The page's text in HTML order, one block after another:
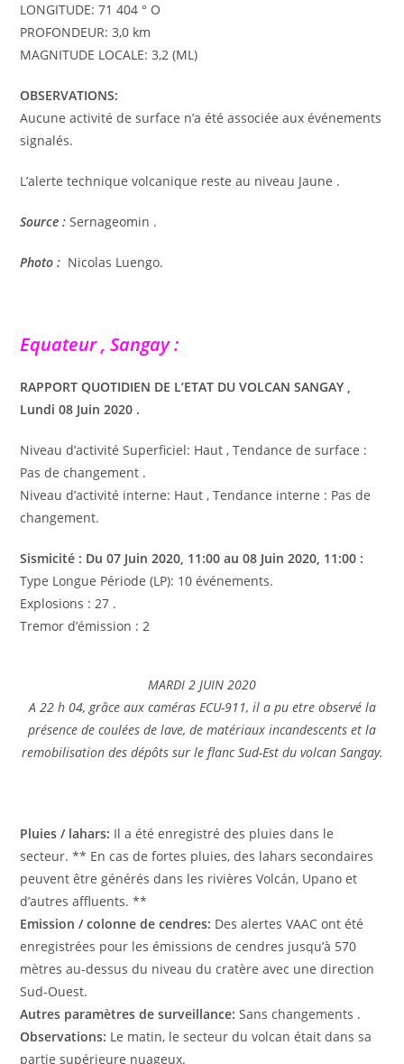
LONGITUDE: 71 404 ° O
PROFONDEUR: 3,0 km
MAGNITUDE LOCALE: 3,2 (ML)
OBSERVATIONS:
Aucune activité de surface n’a été associée aux événements
signalés.
L’alerte technique volcanique reste au niveau Jaune .
Source : Sernageomin .
Photo : Nicolas Luengo.
Equateur , Sangay :
RAPPORT QUOTIDIEN DE L’ETAT DU VOLCAN SANGAY ,
Lundi 08 Juin 2020 .
Niveau d’activité Superficiel: Haut , Tendance de surface :
Pas de changement .
Niveau d’activité interne: Haut , Tendance interne : Pas de
changement.
Sismicité : Du 07 Juin 2020, 11:00 au 08 Juin 2020, 11:00 :
Type Longue Période (LP): 10 événements.
Explosions : 27 .
Tremor d’émission : 2
MARDI 2 JUIN 2020
A 22 h 04, grâce aux caméras ECU-911, il a pu etre observé la
présence de coulées de lave, de matériaux incandescents et la
remobilisation des dépôts sur le flanc Sud-Est du volcan Sangay.
Pluies / lahars: Il a été enregistré des pluies dans le
secteur. ** En cas de fortes pluies, des lahars secondaires
peuvent être générés dans les rivières Volcán, Upano et
d’autres affluents. **
Emission / colonne de cendres: Des alertes VAAC ont été
enregistrées pour les émissions de cendres jusqu’à 570
mètres au-dessus du niveau du cratère avec une direction
Sud-Ouest.
Autres paramètres de surveillance: Sans changements .
Observations: Le matin, le secteur du volcan était dans sa
partie supérieure nuageux.